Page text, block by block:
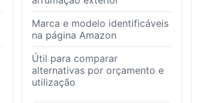
Marca e modelo identificáveis
na página Amazon
Útil para comparar
alternativas por orçamento e
utilização